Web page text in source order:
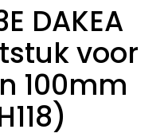
DAKEA
voor
100mm